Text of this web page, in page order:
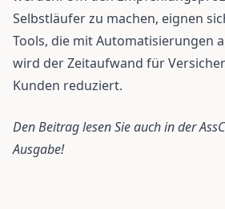
Selbstläufer zu machen, eignen
Tools, die mit Automatisierungen
wird der Zeitaufwand für
Kunden reduziert.
Den Beitrag lesen Sie auch in der
Ausgabe!